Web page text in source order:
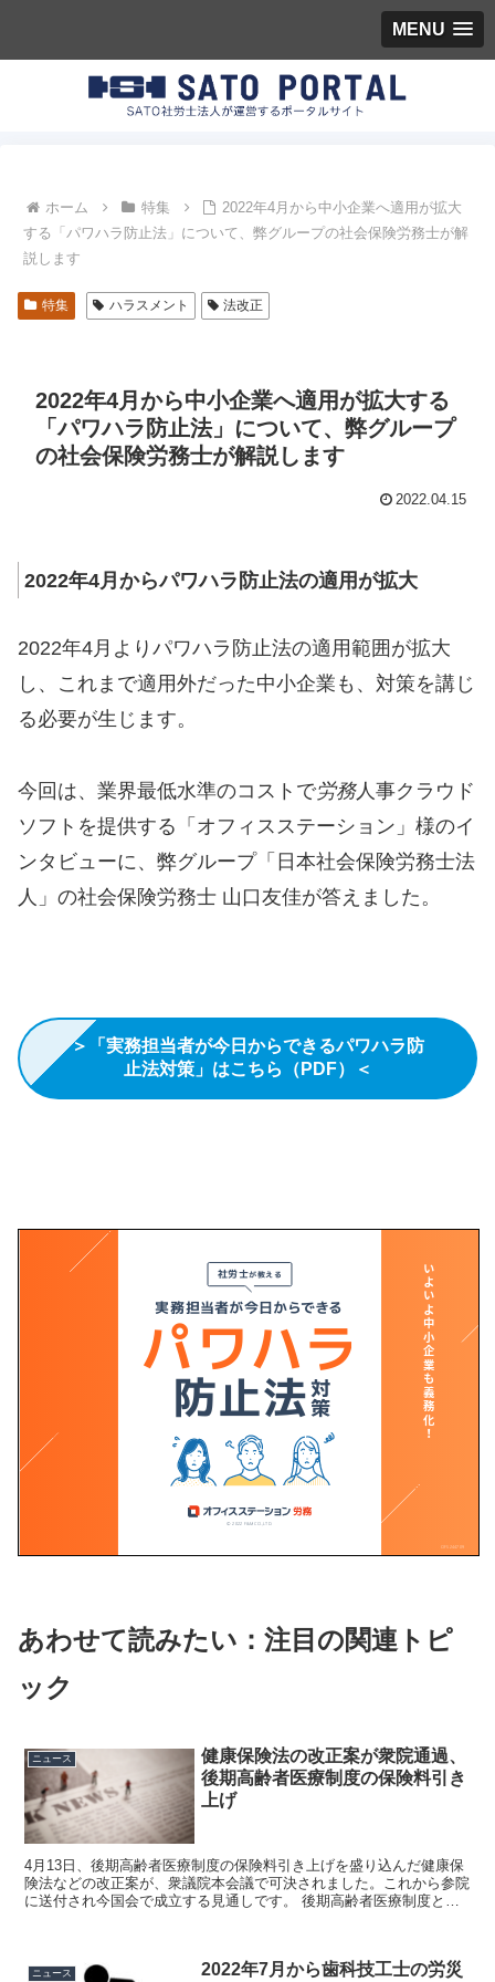
MENU
ホーム 特集
2022年4月から中小企業へ適用が拡大
する「パワハラ防止法」について、弊グループの社会保険労務士が解
説します
特集 ハラスメント 法改正
2022年4月から中小企業へ適用が拡大する
「パワハラ防止法」について、弊グループ
の社会保険労務士が解説します
2022.04.15
2022年4月からパワハラ防止法の適用が拡大
2022年4月よりパワハラ防止法の適用範囲が拡大
し、これまで適用外だった中小企業も、対策を講じ
る必要が生じます。
今回は、業界最低水準のコストで労務人事クラウド
ソフトを提供する「オフィスステーション」様のイ
ンタビューに、弊グループ「日本社会保険労務士法
人」の社会保険労務士 山口友佳が答えました。
＞「実務担当者が今日からできるパワハラ防
止法対策」はこちら（PDF）＜
あわせて読みたい：注目の関連トピ
ック
ニュース
健康保険法の改正案が衆院通過、
後期高齢者医療制度の保険料引き
上げ
4月13日、後期高齢者医療制度の保険料引き上げを盛り込んだ健康保
険法などの改正案が、衆議院本会議で可決されました。これから参院
に送付され今国会で成立する見通しです。 後期高齢者医療制度と
ニュース 2022年7月から歯科技工士の労災